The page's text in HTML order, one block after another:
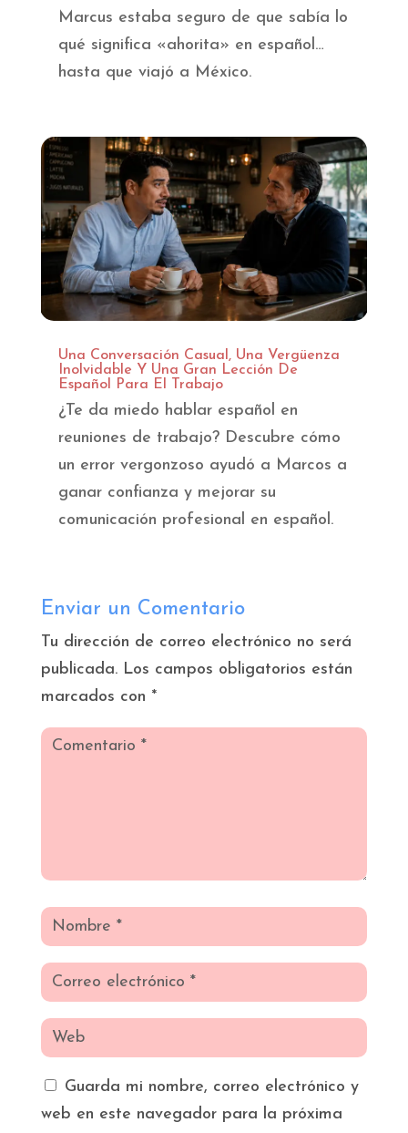
Marcus estaba seguro de que sabía lo
qué significa «ahorita» en español…
hasta que viajó a México.
Una Conversación Casual, Una Vergüenza
Inolvidable Y Una Gran Lección De
Español Para El Trabajo
¿Te da miedo hablar español en
reuniones de trabajo? Descubre cómo
un error vergonzoso ayudó a Marcos a
ganar confianza y mejorar su
comunicación profesional en español.
Enviar un Comentario
Tu dirección de correo electrónico no será
publicada. Los campos obligatorios están
marcados con *
Guarda mi nombre, correo electrónico y
web en este navegador para la próxima